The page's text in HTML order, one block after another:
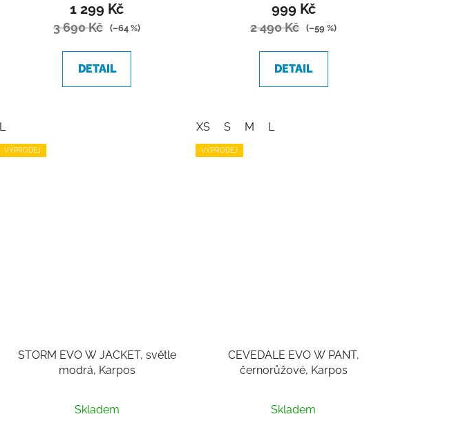
1 299 Kč
3 690 Kč (–64 %)
DETAIL
L
999 Kč
2 490 Kč (–59 %)
DETAIL
XS S M L
VÝPRODEJ
STORM EVO W JACKET, světle
modrá, Karpos
Skladem
VÝPRODEJ
CEVEDALE EVO W PANT,
černorůžové, Karpos
Skladem